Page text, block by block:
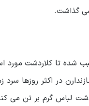
گذاشت.
شده تا کلاردشت مورد
لباس گرم بر تن می